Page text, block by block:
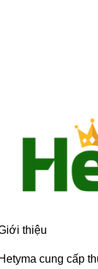
thiệu
cung cấp